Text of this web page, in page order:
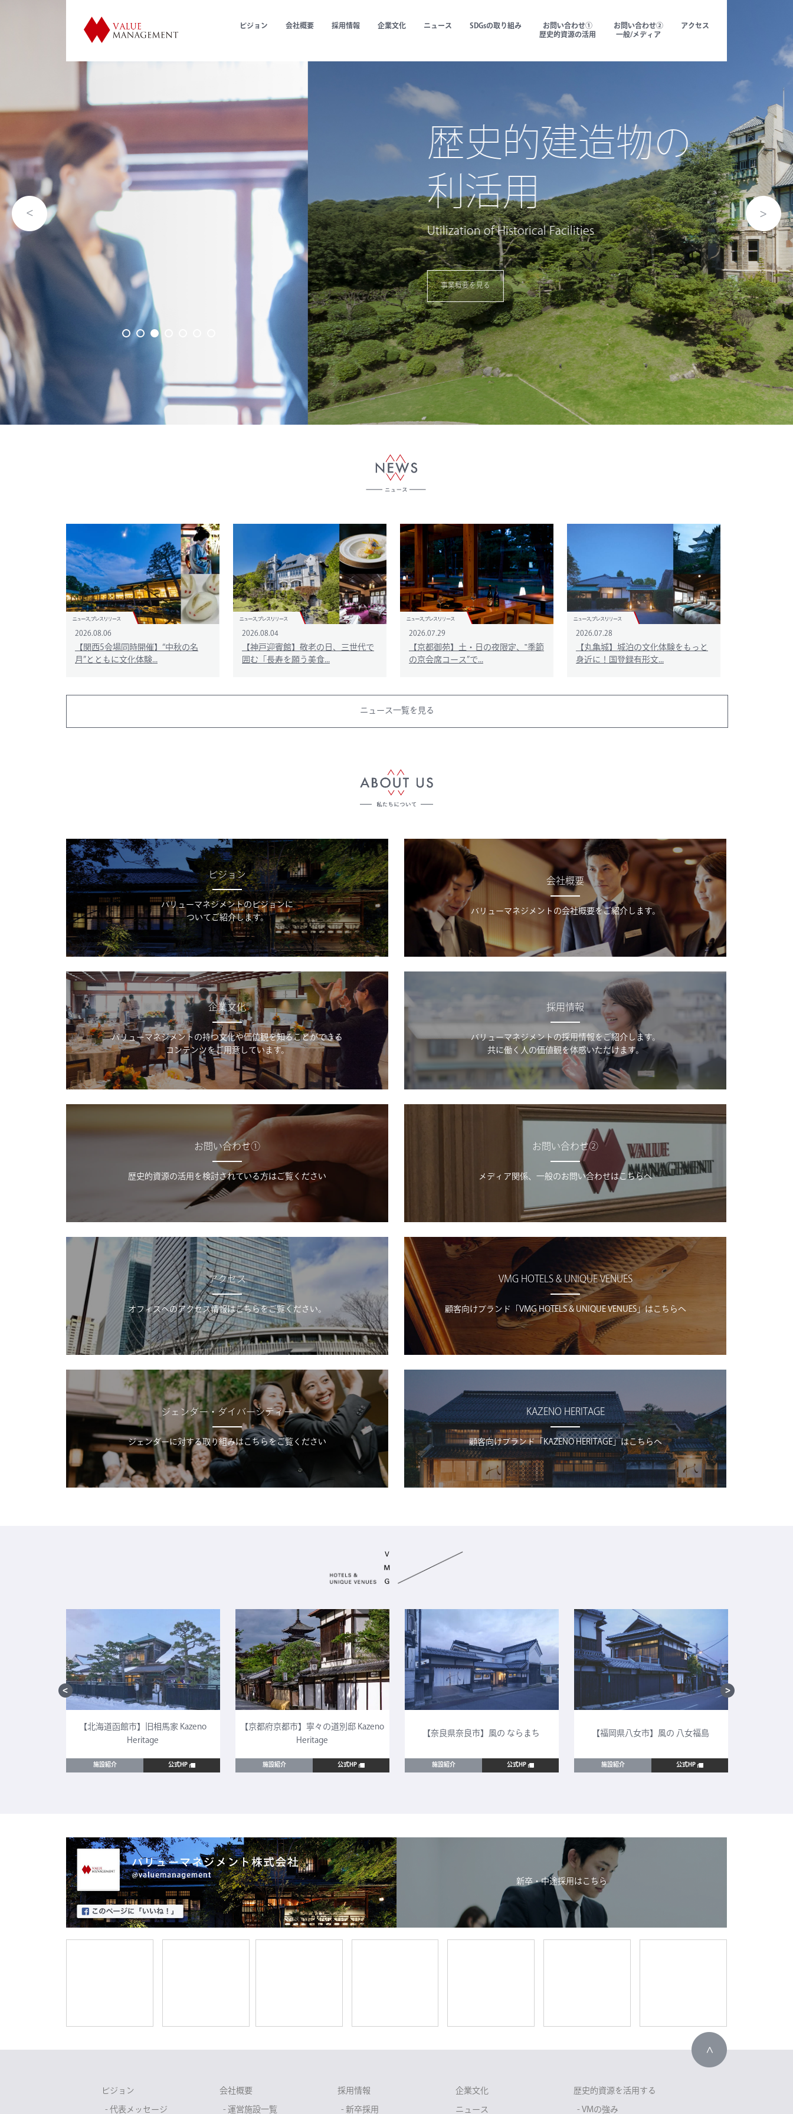
ビジョン 会社概要 採用情報 企業文化 ニュース SDGsの取り組み
お問い合わせ①
歴史的資源の活用
お問い合わせ②
一般/メディア
アクセス
歴史的建造物の
利活用
Utilization of Historical Facilities
事業概要を見る
2026.08.06
【関西5会場同時開催】“中秋の名
月”とともに文化体験...
2026.08.04
【神戸迎賓館】敬老の日、三世代で
囲む「長寿を願う美食...
2026.07.29
【京都御苑】土・日の夜限定、‟季節
の京会席コース”で...
2026.07.28
【丸亀城】城泊の文化体験をもっと
身近に！国登録有形文...
ニュース一覧を見る
ビジョン
バリューマネジメントのビジョンに
ついてご紹介します。
会社概要
バリューマネジメントの会社概要をご紹介します。
企業文化
バリューマネジメントの持つ文化や価値観を知ることができる
コンテンツをご用意しています。
採用情報
バリューマネジメントの採用情報をご紹介します。
共に働く人の価値観を体感いただけます。
お問い合わせ①
歴史的資源の活用を検討されている方はご覧ください
お問い合わせ②
メディア関係、一般のお問い合わせはこちらへ
アクセス
オフィスへのアクセス情報はこちらをご覧ください。
VMG HOTELS & UNIQUE VENUES
顧客向けブランド「VMG HOTELS & UNIQUE VENUES」はこちらへ
ジェンダー・ダイバーシティー
ジェンダーに対する取り組みはこちらをご覧ください
KAZENO HERITAGE
顧客向けブランド「KAZENO HERITAGE」はこちらへ
【北海道函館市】旧相馬家 Kazeno
Heritage
施設紹介 公式HP
【京都府京都市】寧々の道別邸 Kazeno
Heritage
施設紹介 公式HP
【奈良県奈良市】風の ならまち
施設紹介 公式HP
【福岡県八女市】風の 八女福島
施設紹介 公式HP
新卒・中途採用はこちら
ビジョン
- 代表メッセージ
会社概要
- 運営施設一覧
採用情報
- 新卒採用
企業文化
ニュース
歴史的資源を活用する
- VMの強み